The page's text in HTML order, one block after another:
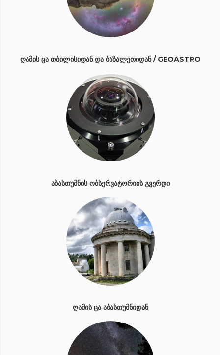
ᲦᲐᲛᲘᲡ ᲪᲐ ᲗᲑᲘᲚᲘᲡᲘᲓᲐᲜ ᲓᲐ ᲑᲐᲖᲐᲚᲔᲗᲘᲓᲐᲜ / GEOASTRO
ᲐᲑᲐᲡᲗᲣᲛᲜᲘᲡ ᲝᲑᲡᲔᲠᲕᲐᲢᲝᲠᲘᲘᲡ ᲒᲕᲔᲠᲓᲘ
ᲦᲐᲛᲘᲡ ᲪᲐ ᲐᲑᲐᲡᲗᲣᲛᲜᲘᲓᲐᲜ